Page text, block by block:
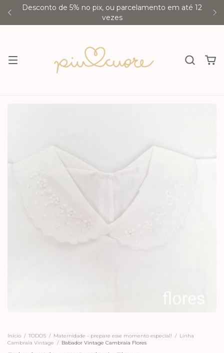
Desconto de 5% no pix, ou parcelamento em até 12
vezes
Início / TODOS / Maternidade - prepare esse momento especial! / Linha
Cambraia Vintage / Babador Vintage Cambraia Flores